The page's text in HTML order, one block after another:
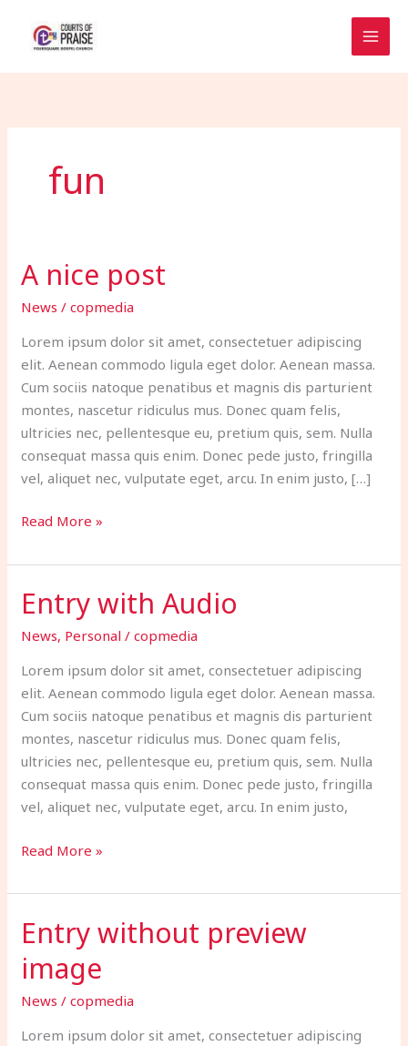
content
fun
A nice post
News /copmedia
Lorem ipsum dolor sit amet, consectetuer adipiscing
elit. Aenean commodo ligula eget dolor. Aenean massa.
Cum sociis natoque penatibus et magnis dis parturient
montes, nascetur ridiculus mus. Donec quam felis,
ultricies nec, pellentesque eu, pretium quis, sem. Nulla
consequat massa quis enim. Donec pede justo, fringilla
vel, aliquet nec, vulputate eget, arcu. In enim justo, […]
A
nice
post
Read More »
Entry with Audio
News, Personal /copmedia
Lorem ipsum dolor sit amet, consectetuer adipiscing
elit. Aenean commodo ligula eget dolor. Aenean massa.
Cum sociis natoque penatibus et magnis dis parturient
montes, nascetur ridiculus mus. Donec quam felis,
ultricies nec, pellentesque eu, pretium quis, sem. Nulla
consequat massa quis enim. Donec pede justo, fringilla
vel, aliquet nec, vulputate eget, arcu. In enim justo,
Entry
with
Audio
Read More »
Entry without preview
image
News /copmedia
Lorem ipsum dolor sit amet, consectetuer adipiscing
Entry
without
preview
image